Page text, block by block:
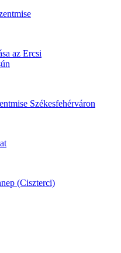
az Ercsi
Székesfehérváron
(Ciszterci)